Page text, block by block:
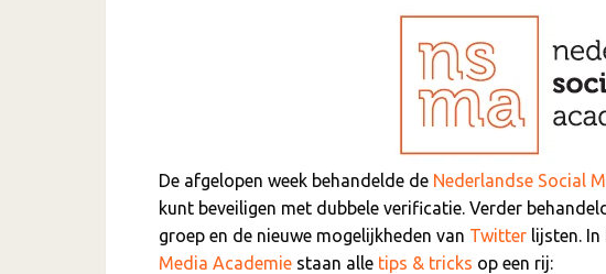
De afgelopen week behandelde de Nederlandse Social
kunt beveiligen met dubbele verificatie. Verder
groep en de nieuwe mogelijkheden van Twitter lijsten.
Media Academie staan alle tips & tricks op een rij: